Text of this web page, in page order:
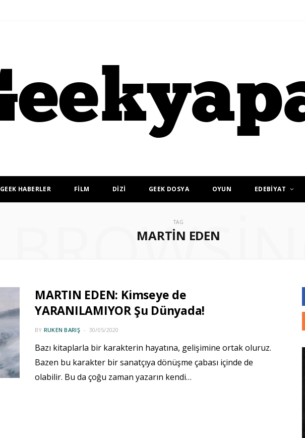
GEEK HABERLER FİLM DİZİ GEEK DOSYA OYUN EDEBİYAT
TAG
MARTIN EDEN
BROWSING
MARTIN EDEN: Kimseye de
YARANILAMIYOR Şu Dünyada!
BY RUKEN BARIŞ 30/05/2020
Bazı kitaplarla bir karakterin hayatına, gelişimine ortak oluruz.
Bazen bu karakter bir sanatçıya dönüşme çabası içinde de
olabilir. Bu da çoğu zaman yazarın kendi…